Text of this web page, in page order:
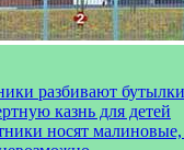
разбивают
казнь для детей
носят